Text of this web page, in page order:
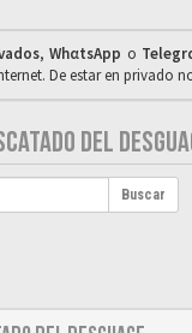
,WhαtsApp o
De estar en privado
DEL
Buscar